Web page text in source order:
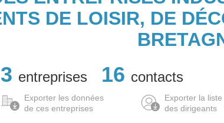
DE LOISIR, DE
3 entreprises 16 contacts
Exporter les données
de ces entreprises
Exporter la liste
des dirigeants